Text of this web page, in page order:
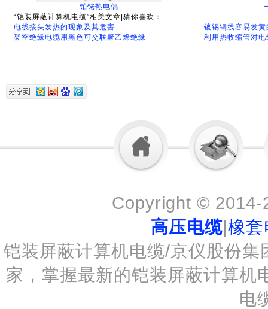
铂铑热电偶
“铠装屏蔽计算机电缆”相关文章|猜你喜欢：
电线接头发热的现象及其危害
镀锡铜线容易发
架空绝缘电缆用黑色可交联聚乙烯绝缘
利用热收缩管对
Copyright ©
高压电缆|橡套
铠装屏蔽计算机电缆/京仪股份
家，掌握最新的铠装屏蔽计算机
电